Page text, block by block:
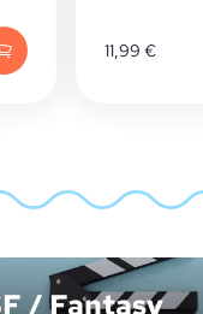
11,99 €
/ Fantasy